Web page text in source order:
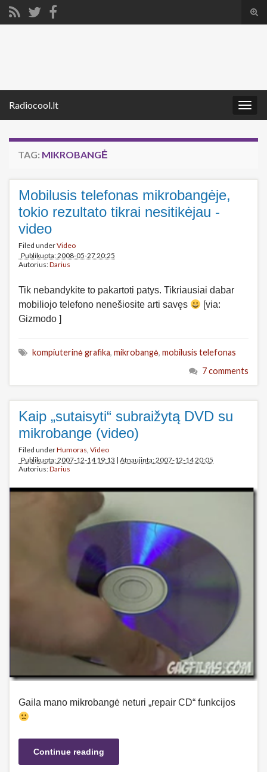
Radiocool.lt
TAG: MIKROBANGĖ
Mobilusis telefonas mikrobangėje,
tokio rezultato tikrai nesitikėjau -
video
Filed underVideo
Publikuota: 2008-05-27 20:25
Autorius:Darius
Tik nebandykite to pakartoti patys. Tikriausiai dabar
mobiliojo telefono nenešiosite arti savęs
[via:
Gizmodo ]
kompiuterinė grafika, mikrobangė, mobilusis telefonas
7 comments
Kaip „sutaisyti“ subraižytą DVD su
mikrobange (video)
Filed underHumoras, Video
Publikuota: 2007-12-14 19:13 | Atnaujinta: 2007-12-14 20:05
Autorius:Darius
Gaila mano mikrobangė neturi „repair CD“ funkcijos
Continue reading